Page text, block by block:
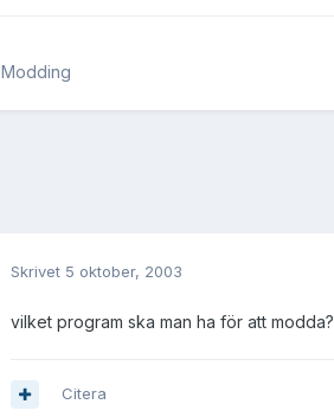
Modding
Skrivet 5 oktober, 2003
vilket program ska man ha för att modda?
Citera